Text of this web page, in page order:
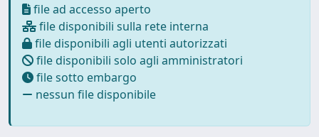
file ad accesso aperto
file disponibili sulla rete interna
file disponibili agli utenti autorizzati
file disponibili solo agli amministratori
file sotto embargo
nessun file disponibile